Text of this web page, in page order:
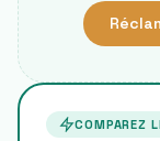
COMPAREZ